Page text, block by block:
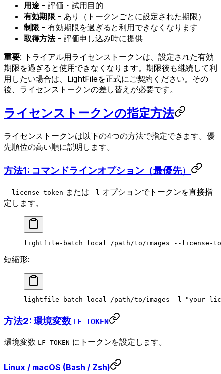
用途 - 評価・試用目的
有効期限 - あり（トークンごとに設定された期限）
制限 - 有効期限を過ぎると利用できなくなります
取得方法- 評価申し込み時に提供
重要: トライアル用ライセンストークンは、設定された有効
期限を過ぎると使用できなくなります。期限後も継続して利
用したい場合は、LightFileを正式にご契約ください。その
後、ライセンストークンの差し替えが必要です。
ライセンストークンの指定方法
ライセンストークンは以下の4つの方法で指定できます。優
先順位の高い順に説明します。
方法1: コマンドラインオプション（最優先）
--license-token または -l オプションでトークンを直接指
定します。
lightfile-batch local /path/to/images --license-
短縮形:
lightfile-batch local /path/to/images -l "your-
方法2: 環境変数 LF_TOKEN
環境変数 LF_TOKEN にトークンを設定します。
Linux / macOS (Bash / Zsh)